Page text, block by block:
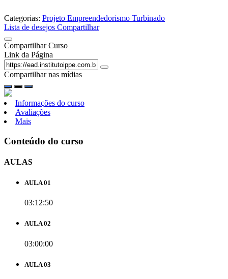
Categorias: Projeto Empreendedorismo Turbinado
Lista de desejos Compartilhar
Compartilhar Curso
Link da Página
Compartilhar nas mídias
Informações do curso
Avaliações
Mais
Conteúdo do curso
AULAS
AULA 01
03:12:50
AULA 02
03:00:00
AULA 03